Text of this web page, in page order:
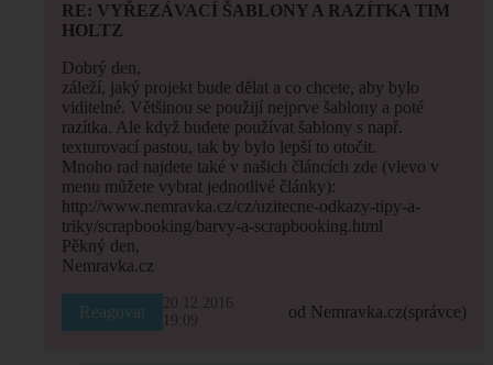
RE: VYŘEZÁVACÍ ŠABLONY A RAZÍTKA TIM
HOLTZ
Dobrý den,
záleží, jaký projekt bude dělat a co chcete, aby bylo
viditelné. Většinou se použijí nejprve šablony a poté
razítka. Ale když budete používat šablony s např.
texturovací pastou, tak by bylo lepší to otočit.
Mnoho rad najdete také v našich článcích zde (vlevo v
menu můžete vybrat jednotlivé články):
http://www.nemravka.cz/cz/uzitecne-odkazy-tipy-a-
triky/scrapbooking/barvy-a-scrapbooking.html
Pěkný den,
Nemravka.cz
Reagovat
20.12.2016
19:09
od Nemravka.cz(správce)